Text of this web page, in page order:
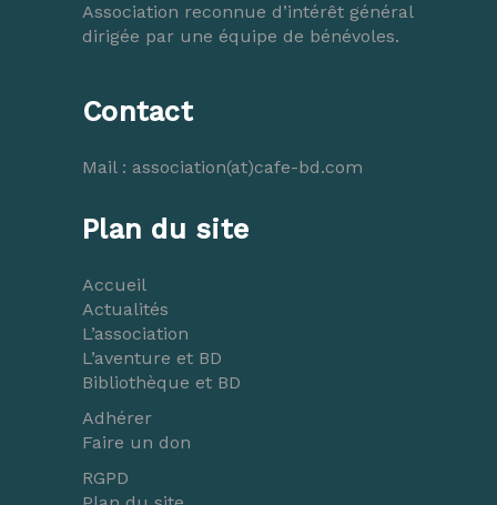
Association reconnue d’intérêt général
dirigée par une équipe de bénévoles.
Contact
Mail : association(at)cafe-bd.com
Plan du site
Accueil
Actualités
L’association
L’aventure et BD
Bibliothèque et BD
Adhérer
Faire un don
RGPD